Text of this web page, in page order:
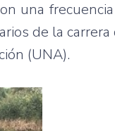
una
de la
(UNA).